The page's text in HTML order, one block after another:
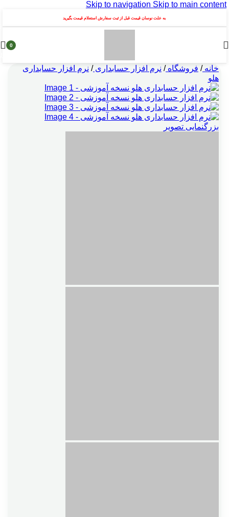
Skip to navigation Skip to main content
به علت نوسان قیمت قبل از ثبت سفارش استعلام قیمت بگیرید
0
خانه/ فروشگاه/ نرم افزار حسابداری/ نرم افزار حسابداری
هلو
بزرگنمایی تصویر